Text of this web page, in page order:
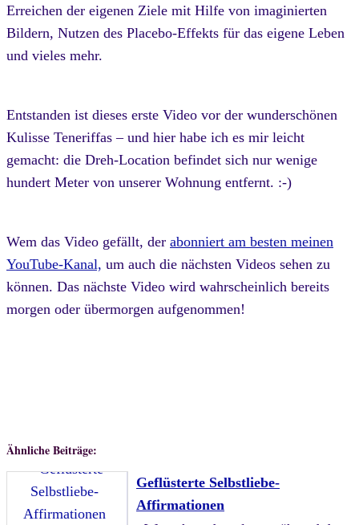
Erreichen der eigenen Ziele mit Hilfe von imaginierten
Bildern, Nutzen des Placebo-Effekts für das eigene Leben
und vieles mehr.
Entstanden ist dieses erste Video vor der wunderschönen
Kulisse Teneriffas – und hier habe ich es mir leicht
gemacht: die Dreh-Location befindet sich nur wenige
hundert Meter von unserer Wohnung entfernt. :-)
Wem das Video gefällt, der abonniert am besten meinen
YouTube-Kanal, um auch die nächsten Videos sehen zu
können. Das nächste Video wird wahrscheinlich bereits
morgen oder übermorgen aufgenommen!
Ähnliche Beiträge:
Geflüsterte Selbstliebe-
Affirmationen